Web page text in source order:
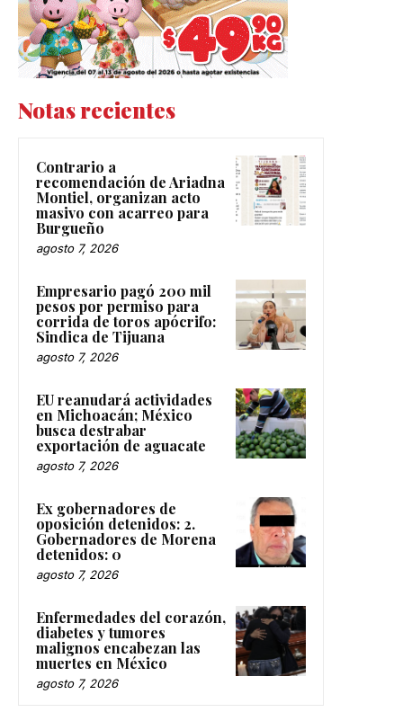
Notas recientes
Contrario a
recomendación de Ariadna
Montiel, organizan acto
masivo con acarreo para
Burgueño
agosto 7, 2026
Empresario pagó 200 mil
pesos por permiso para
corrida de toros apócrifo:
Sindica de Tijuana
agosto 7, 2026
EU reanudará actividades
en Michoacán; México
busca destrabar
exportación de aguacate
agosto 7, 2026
Ex gobernadores de
oposición detenidos: 2.
Gobernadores de Morena
detenidos: 0
agosto 7, 2026
Enfermedades del corazón,
diabetes y tumores
malignos encabezan las
muertes en México
agosto 7, 2026